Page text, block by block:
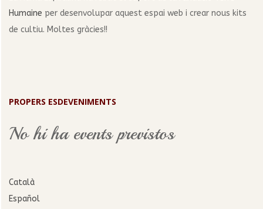
Humaine per desenvolupar aquest espai web i crear nous kits
de cultiu. Moltes gràcies!!
PROPERS ESDEVENIMENTS
No hi ha events previstos
Català
Español